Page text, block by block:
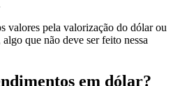
valores pela valorização do dólar ou
que não deve ser feito nessa
em dólar?